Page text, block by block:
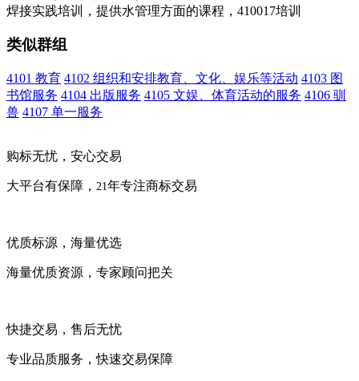
焊接实践培训，提供水管理方面的课程，410017培训
类似群组
4101 教育 4102 组织和安排教育、文化、娱乐等活动 4103 图
书馆服务 4104 出版服务 4105 文娱、体育活动的服务 4106 驯
兽 4107 单一服务
购标无忧，安心交易
大平台有保障， 21年专注商标交易
优质标源，海量优选
海量优质资源，专家顾问把关
快捷交易，售后无忧
专业品质服务，快速交易保障